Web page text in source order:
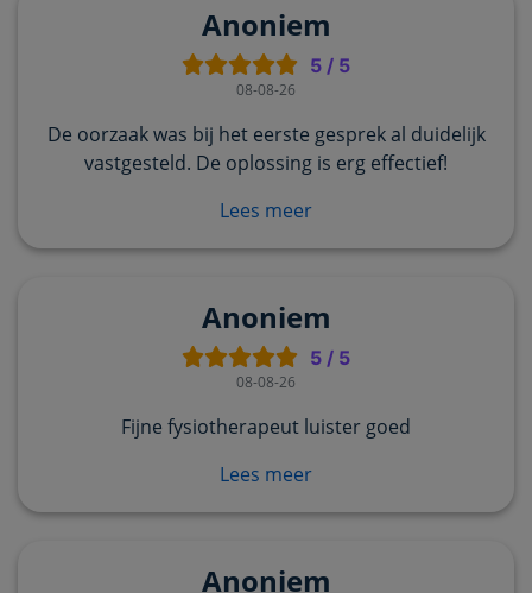
Anoniem
5 / 5
08-08-26
De oorzaak was bij het eerste gesprek al duidelijk
vastgesteld. De oplossing is erg effectief!
Lees meer
Anoniem
5 / 5
08-08-26
Fijne fysiotherapeut luister goed
Lees meer
Anoniem